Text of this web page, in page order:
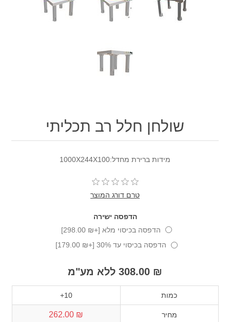
שולחן חלל רב תכליתי
מידות ברירת מחדל:1000X244X100
טרם דורג המוצר
הדפסה ישירה
הדפסה בכיסוי מלא [+₪ 298.00]
הדפסה בכיסוי עד 30% [+₪ 179.00]
₪ 308.00 ללא מע"מ
כמות 10+
מחיר ₪ 262.00